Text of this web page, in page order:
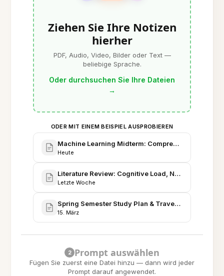
Ziehen Sie Ihre Notizen
hierher
PDF, Audio, Video, Bilder oder Text —
beliebige Sprache.
Oder durchsuchen Sie Ihre Dateien
→
ODER MIT EINEM BEISPIEL AUSPROBIEREN
Machine Learning Midterm: Comprehensive Study
Heute
Literature Review: Cognitive Load, Note-Taking,
Letzte Woche
Spring Semester Study Plan & Travel Logistics
15. März
2 Prompt auswählen
Fügen Sie zuerst eine Datei hinzu — dann wird jeder
Prompt darauf angewendet.